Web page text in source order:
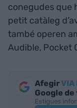
conegudes que
petit catàleg
també operen
Audible, Pocket
AfegirVIA
Google
Estigues